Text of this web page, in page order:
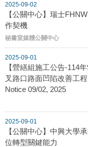
2025-09-02
【公關中心】瑞士
作契機
秘書室媒體公關中心
2025-09-01
【營繕組施工公告-114
叉路口路面凹陷改善工
Notice 09/02, 2025
2025-09-01
【公關中心】中興大學
位轉型關鍵能力